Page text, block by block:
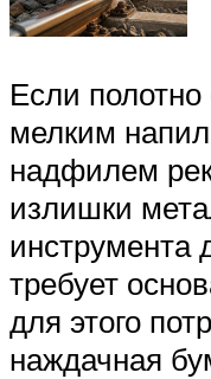
Если
мелким
надфилем
излишки
инструмента
требует
для этого
наждачная